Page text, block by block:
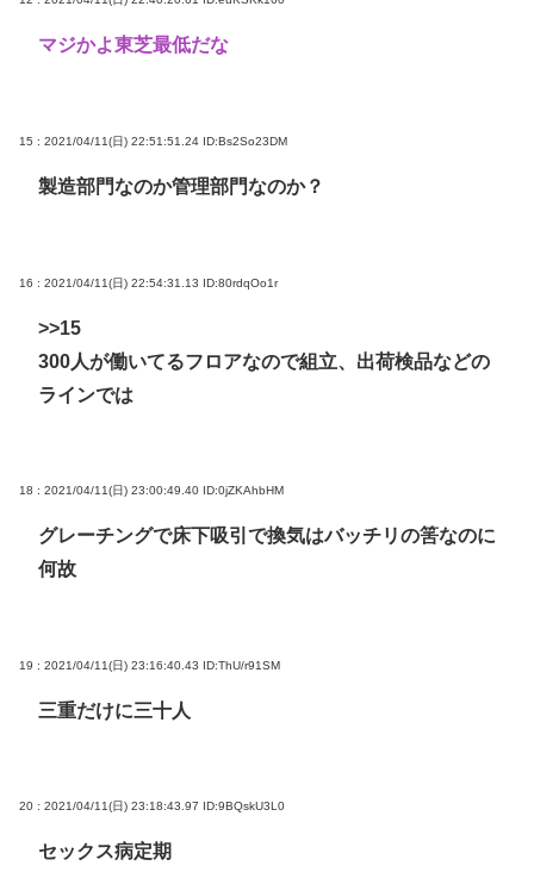
マジかよ東芝最低だな
15 : 2021/04/11(日) 22:51:51.24 ID:Bs2So23DM
製造部門なのか管理部門なのか？
16 : 2021/04/11(日) 22:54:31.13 ID:80rdqOo1r
>>15
300人が働いてるフロアなので組立、出荷検品などの
ラインでは
18 : 2021/04/11(日) 23:00:49.40 ID:0jZKAhbHM
グレーチングで床下吸引で換気はバッチリの筈なのに
何故
19 : 2021/04/11(日) 23:16:40.43 ID:ThU/r91SM
三重だけに三十人
20 : 2021/04/11(日) 23:18:43.97 ID:9BQskU3L0
セックス病定期